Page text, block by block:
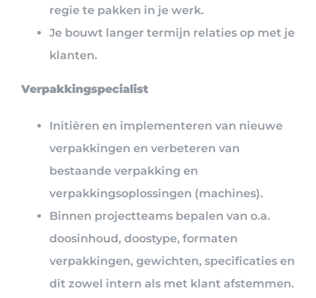
regie te pakken in je werk.
Je bouwt langer termijn relaties op met je
klanten.
Verpakkingspecialist
Initiëren en implementeren van nieuwe
verpakkingen en verbeteren van
bestaande verpakking en
verpakkingsoplossingen (machines).
Binnen projectteams bepalen van o.a.
doosinhoud, doostype, formaten
verpakkingen, gewichten, specificaties en
dit zowel intern als met klant afstemmen.